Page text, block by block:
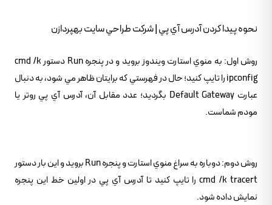
نحوه پيدا كردن آدرس آي پي | شرکت طراحي سايت بهپردازن
روش اول: به منوي استارت ويندوز برويد و در پنجره Run دستور cmd /k
ipconfig را تايپ کنيد؛ حال در فهرستي که برايتان ظاهر مي شود، به دنبال
عبارت Default Gateway بگرديد؛ عدد مقابل آن، آدرس آي پي روتر يا
مودم شماست.
روش دوم: دوباره به سراغ منوي استارت و پنجره Run برويد و اين بار دستور
cmd /k tracert را تايپ کنيد تا آدرس آي پي در اولين خط اين پنجره
نمايش داده شود.